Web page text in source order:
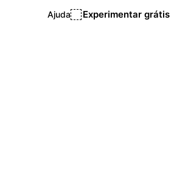
Ajuda Experimentar grátis